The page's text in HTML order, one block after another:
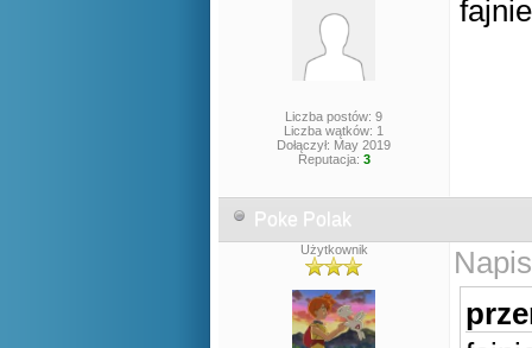
Liczba postów: 9
Liczba wątków: 1
Dołączył: May 2019
Reputacja: 3
Poke Polak
Użytkownik